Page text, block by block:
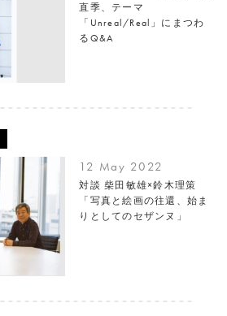
直季、テーマ
「Unreal/Real」にまつわ
るQ&A
12 May 2022
対談 柴田敏雄×鈴木理策
「写真と絵画の往還、始ま
りとしてのセザンヌ」